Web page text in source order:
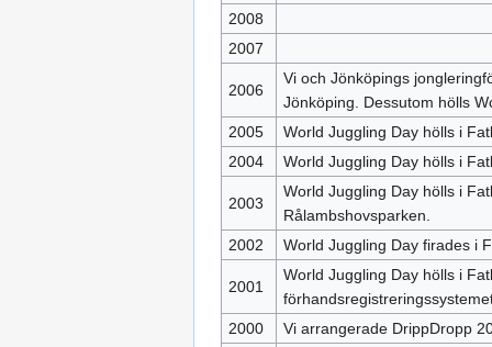
2008
2007
2006
Vi och Jönköpings
Jönköping. Dessutom hölls
2005
World Juggling Day hölls i
2004
World Juggling Day hölls i
2003
World Juggling Day hölls i
Rålambshovsparken.
2002
World Juggling Day firades i
2001
World Juggling Day hölls i
2000
Vi arrangerade DrippDropp